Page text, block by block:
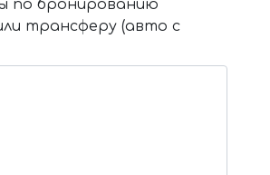
по бронированию
трансферу (авто с